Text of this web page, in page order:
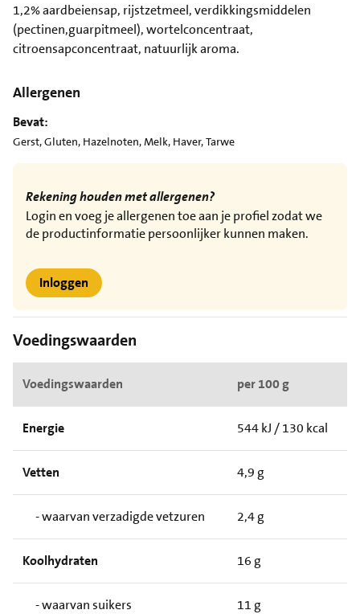
1,2% aardbeiensap, rijstzetmeel, verdikkingsmiddelen
(pectinen,guarpitmeel), wortelconcentraat,
citroensapconcentraat, natuurlijk aroma.
Allergenen
Bevat:
Gerst, Gluten, Hazelnoten, Melk, Haver, Tarwe
Rekening houden met allergenen?
Login en voeg je allergenen toe aan je profiel zodat we
de productinformatie persoonlijker kunnen maken.
Inloggen
Voedingswaarden
Voedingswaarden per 100 g
Energie 544 kJ / 130 kcal
Vetten 4,9 g
- waarvan verzadigde vetzuren 2,4 g
Koolhydraten 16 g
- waarvan suikers 11 g